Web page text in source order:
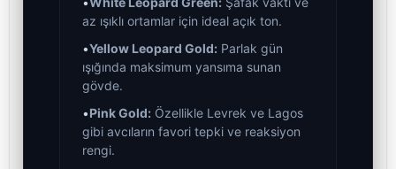
az ışıklı ortamlar için ideal açık ton.
•Yellow Leopard Gold: Parlak gün
ışığında maksimum yansıma sunan
gövde.
•Pink Gold: Özellikle Levrek ve Lagos
gibi avcıların favori tepki ve reaksiyon
rengi.